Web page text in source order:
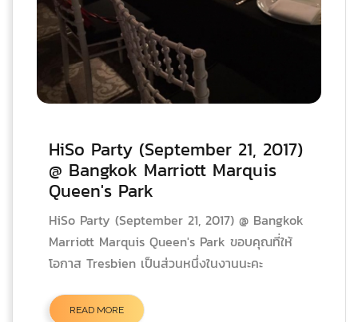
HiSo Party (September 21, 2017)
@ Bangkok Marriott Marquis
Queen's Park
HiSo Party (September 21, 2017) @ Bangkok
Marriott Marquis Queen's Park ขอบคุณที่ให้
โอกาส Tresbien เป็นส่วนหนึ่งในงานนะคะ
READ MORE